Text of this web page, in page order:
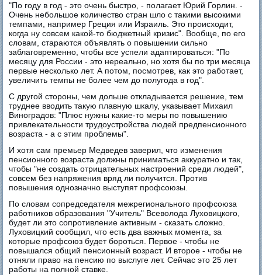
"По году в год - это очень быстро, - полагает Юрий Горлин. -
Очень небольшое количество стран шло с такими высокими
темпами, например Греция или Израиль. Это происходит,
когда ну совсем какой-то бюджетный кризис". Вообще, по его
словам, стараются объявлять о повышении сильно
заблаговременно, чтобы все успели адаптироваться: "По
месяцу для России - это нереально, но хотя бы по три месяца
первые несколько лет. А потом, посмотрев, как это работает,
увеличить темпы не более чем до полугода в год".
С другой стороны, чем дольше откладывается решение, тем
труднее вводить такую плавную шкалу, указывает Михаил
Виноградов: "Плюс нужны какие-то меры по повышению
привлекательности трудоустройства людей предпенсионного
возраста - а с этим проблемы".
И хотя сам премьер Медведев заверил, что изменения
пенсионного возраста должны приниматься аккуратно и так,
чтобы "не создать отрицательных настроений среди людей",
совсем без напряжения вряд ли получится. Против
повышения однозначно выступят профсоюзы.
По словам сопредседателя межрегионального профсоюза
работников образования "Учитель" Всеволода Луховицкого,
будет ли это сопротивление активным - сказать сложно.
Луховицкий сообщил, что есть два важных момента, за
которые профсоюз будет бороться. Первое - чтобы не
повышался общий пенсионный возраст. И второе - чтобы не
отняли право на пенсию по выслуге лет. Сейчас это 25 лет
работы на полной ставке.